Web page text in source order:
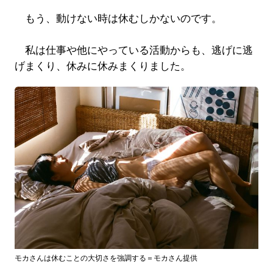
もう、動けない時は休むしかないのです。
私は仕事や他にやっている活動からも、逃げに逃
げまくり、休みに休みまくりました。
モカさんは休むことの大切さを強調する＝モカさん提供